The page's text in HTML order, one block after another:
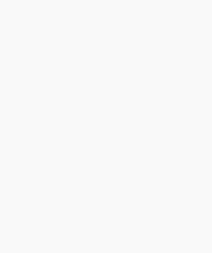
濟狀況審查的安置選
政府官員、立法會及區